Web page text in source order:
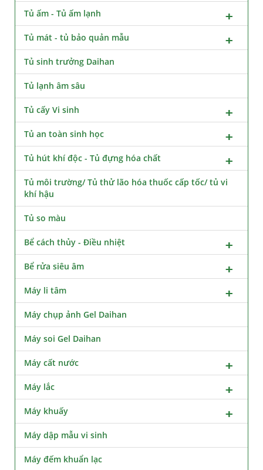
Tủ ấm - Tủ ấm lạnh
Tủ mát - tủ bảo quản mẫu
Tủ sinh trưởng Daihan
Tủ lạnh âm sâu
Tủ cấy Vi sinh
Tủ an toàn sinh học
Tủ hút khí độc - Tủ đựng hóa chất
Tủ môi trường/ Tủ thử lão hóa thuốc cấp tốc/ tủ vi
khí hậu
Tủ so màu
Bể cách thủy - Điều nhiệt
Bể rửa siêu âm
Máy li tâm
Máy chụp ảnh Gel Daihan
Máy soi Gel Daihan
Máy cất nước
Máy lắc
Máy khuấy
Máy dập mẫu vi sinh
Máy đếm khuẩn lạc